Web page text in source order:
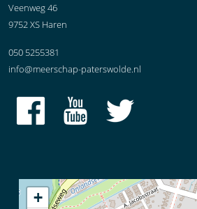
Veenweg 46
9752 XS Haren
050 5255381
info@meerschap-paterswolde.nl
+